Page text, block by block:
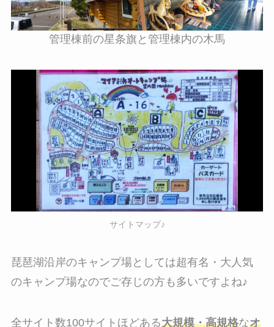
管理棟前の星条旗と管理棟内の木馬
サイトマップ♪
琵琶湖沿岸のキャンプ場としては超有名・大人気
のキャンプ場なのでご存じの方も多いですよね♪
全サイト数100サイトほどある大規模・高規格なオ